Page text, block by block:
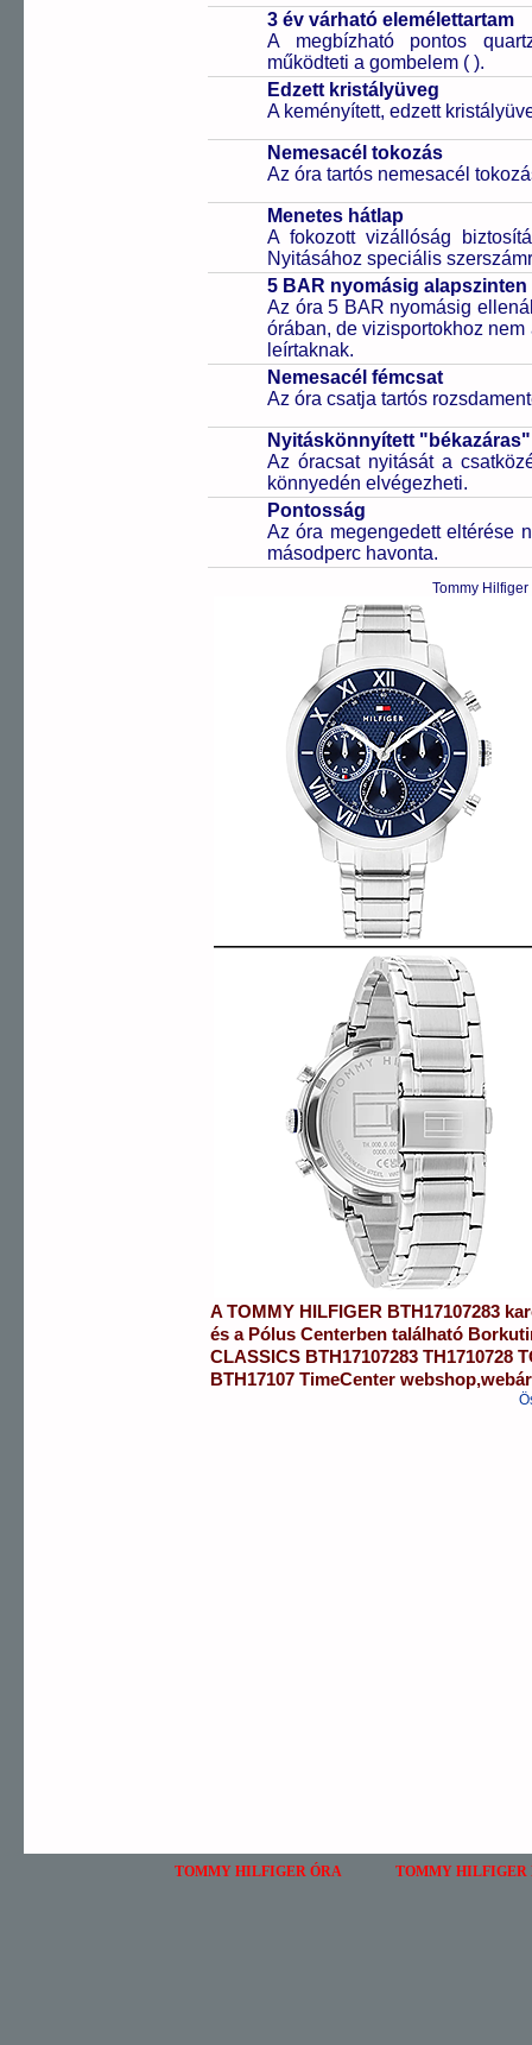
3 év várható elemélettartam
A megbízható pontos
működteti a gombelem ( ).
Edzett kristályüveg
A keményített, edzett
Nemesacél tokozás
Az óra tartós nemesacél
Menetes hátlap
A fokozott vizállóság
Nyitásához speciális
5 BAR nyomásig alapszinten
Az óra 5 BAR nyomásig
órában, de vizisportokhoz
leírtaknak.
Nemesacél fémcsat
Az óra csatja tartós
Nyitáskönnyített
Az óracsat nyitását a
könnyedén elvégezheti.
Pontosság
Az óra megengedett eltérése
másodperc havonta.
Tommy
ATOMMY HILFIGER BTH17107283
és a Pólus Centerben található
CLASSICS BTH17107283 TH1710728
BTH17107 TimeCenter webshop,
TOMMY HILFIGER ÓRA TOMMY HILFIGER